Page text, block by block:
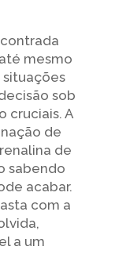
mesmo
situações
sob
cruciais. A
de
de
sabendo
acabar.
com a
a um